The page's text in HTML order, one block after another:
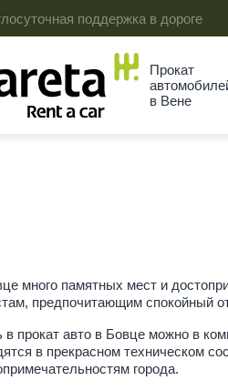
поддержка в дороге
Прокат
в Вене
много памятных мест и
предпочитающим спокойный
в прокат авто в Бовце можно в
в прекрасном техническом
города.